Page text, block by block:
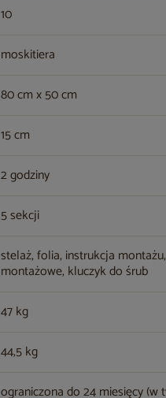
10
moskitiera
80 cm x 50 cm
15 cm
2 godziny
5 sekcji
stelaż, folia, instrukcja
montażowe, kluczyk do śrub
47 kg
44,5 kg
ograniczona do 24 miesięcy (w